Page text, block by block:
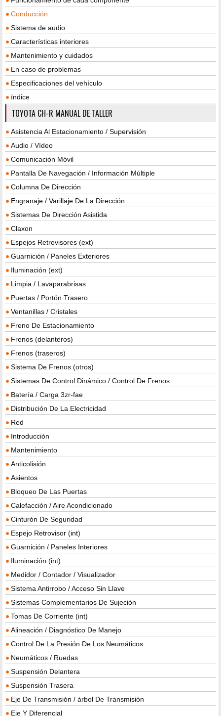
Conducción
Sistema de audio
Características interiores
Mantenimiento y cuidados
En caso de problemas
Especificaciones del vehículo
índice
TOYOTA CH-R MANUAL DE TALLER
Asistencia Al Estacionamiento / Supervisión
Audio / Vídeo
Comunicación Móvil
Pantalla De Navegación / Información Múltiple
Columna De Dirección
Engranaje / Varillaje De La Dirección
Sistemas De Dirección Asistida
Claxon
Espejos Retrovisores (ext)
Guarnición / Paneles Exteriores
Iluminación (ext)
Limpia / Lavaparabrisas
Puertas / Portón Trasero
Ventanillas / Cristales
Freno De Estacionamiento
Frenos (delanteros)
Frenos (traseros)
Sistema De Frenos (otros)
Sistemas De Control Dinámico / Control De Frenos
Batería / Carga 3zr-fae
Distribución De La Electricidad
Red
Introducción
Mantenimiento
Anticolisión
Asientos
Bloqueo De Las Puertas
Calefacción / Aire Acondicionado
Cinturón De Seguridad
Espejo Retrovisor (int)
Guarnición / Paneles Interiores
Iluminación (int)
Medidor / Contador / Visualizador
Sistema Antirrobo / Acceso Sin Llave
Sistemas Complementarios De Sujeción
Tomas De Corriente (int)
Alineación / Diagnóstico De Manejo
Control De La Presión De Los Neumáticos
Neumáticos / Ruedas
Suspensión Delantera
Suspensión Trasera
Eje De Transmisión / árbol De Transmisión
Eje Y Diferencial